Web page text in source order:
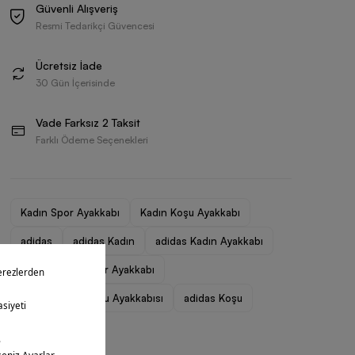
Güvenli Alışveriş
Resmi Tedarikçi Güvencesi
Ücretsiz İade
30 Gün İçerisinde
Vade Farksız 2 Taksit
Farklı Ödeme Seçenekleri
Kadın Spor Ayakkabı Kadın Koşu Ayakkabı
adidas adidas Kadın adidas Kadın Ayakkabı
adidas Kadın Spor Ayakkabı
adidas Kadın Koşu Ayakkabısı adidas Koşu